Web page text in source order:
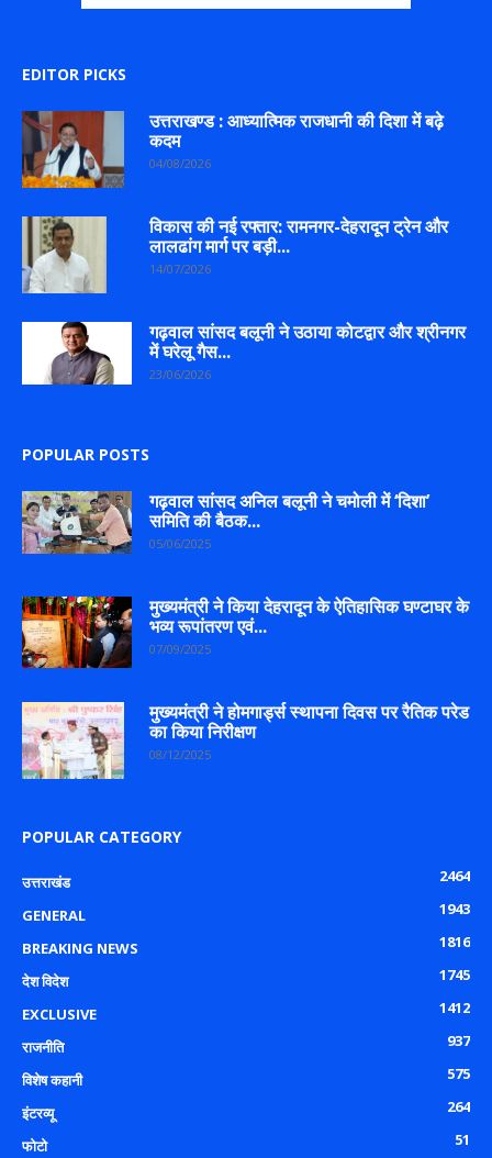
EDITOR PICKS
उत्तराखण्ड : आध्यात्मिक राजधानी की दिशा में बढ़े
कदम
04/08/2026
विकास की नई रफ्तार: रामनगर-देहरादून ट्रेन और
लालढांग मार्ग पर बड़ी...
14/07/2026
गढ़वाल सांसद बलूनी ने उठाया कोटद्वार और श्रीनगर
में घरेलू गैस...
23/06/2026
POPULAR POSTS
गढ़वाल सांसद अनिल बलूनी ने चमोली में ‘दिशा’
समिति की बैठक...
05/06/2025
मुख्यमंत्री ने किया देहरादून के ऐतिहासिक घण्टाघर के
भव्य रूपांतरण एवं...
07/09/2025
मुख्यमंत्री ने होमगार्ड्स स्थापना दिवस पर रैतिक परेड
का किया निरीक्षण
08/12/2025
POPULAR CATEGORY
उत्तराखंड
2464
GENERAL
1943
BREAKING NEWS
1816
देश विदेश
1745
EXCLUSIVE
1412
राजनीति
937
विशेष कहानी
575
इंटरव्यू
264
फोटो
51